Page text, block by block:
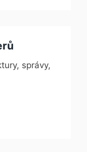
správy,